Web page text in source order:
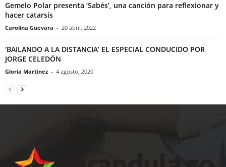
Gemelo Polar presenta ‘Sabés’, una canción para reflexionar y
hacer catarsis
Carolina Guevara - 20 abril, 2022
‘BAILANDO A LA DISTANCIA’ EL ESPECIAL CONDUCIDO POR
JORGE CELEDÓN
Gloria Martinez - 4 agosto, 2020